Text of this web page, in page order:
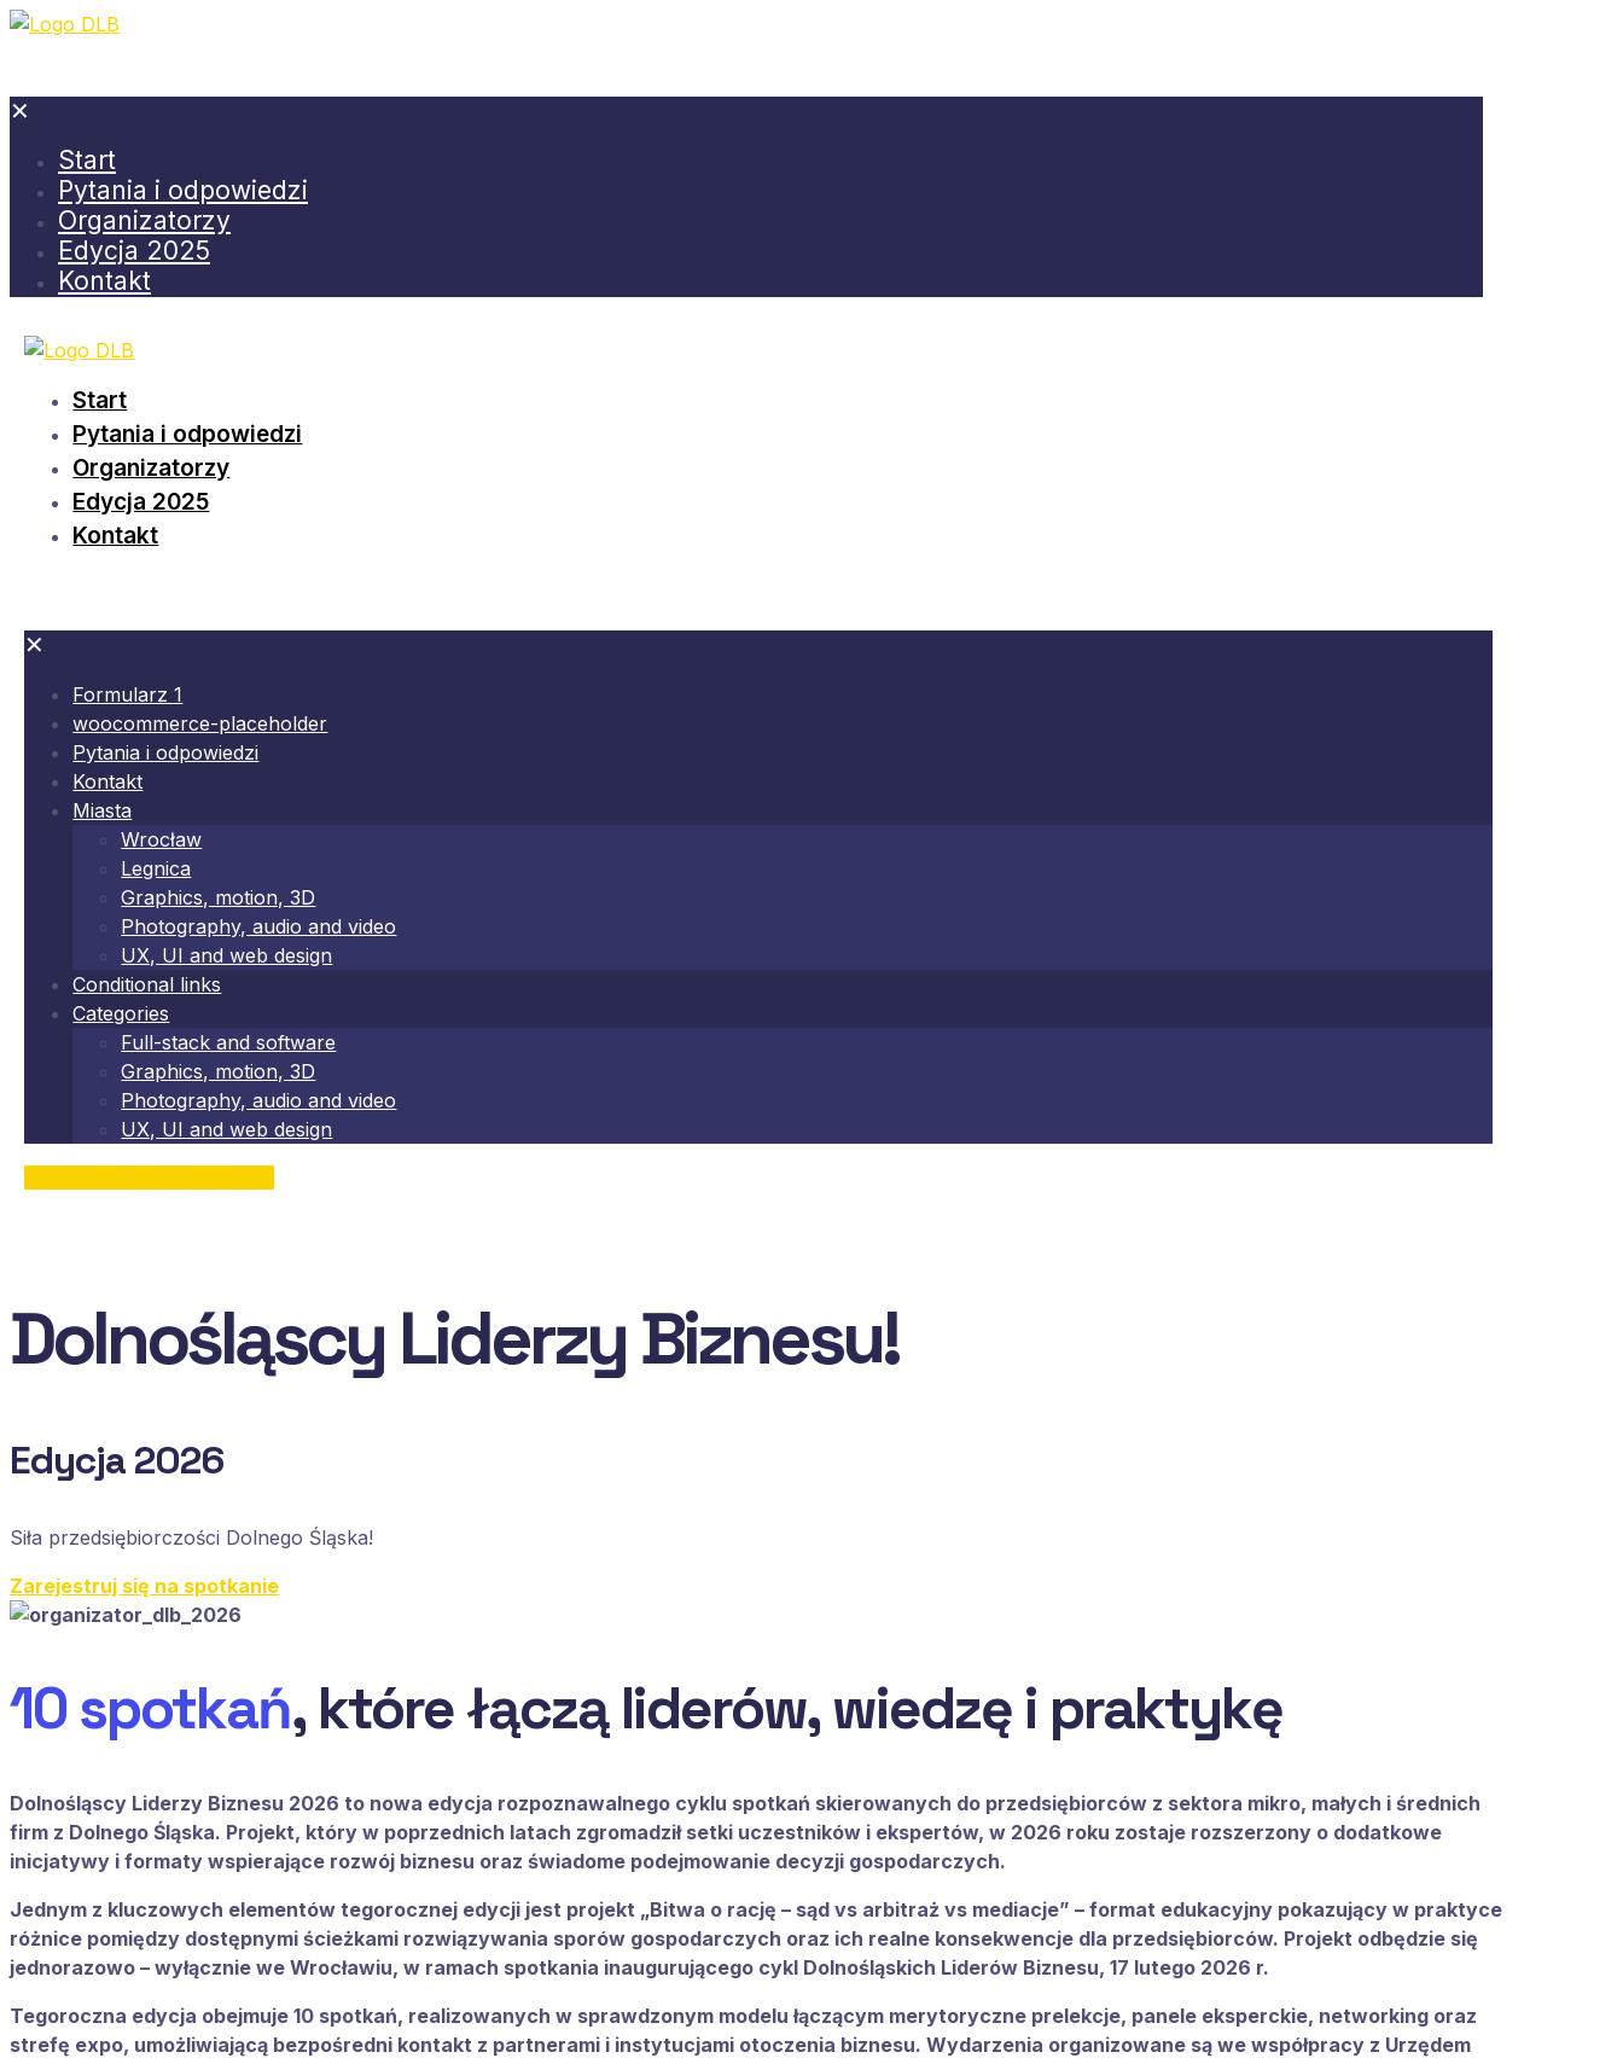
✕
Start
Pytania i odpowiedzi
Organizatorzy
Edycja 2025
Kontakt
Start
Pytania i odpowiedzi
Organizatorzy
Edycja 2025
Kontakt
✕
Formularz 1
woocommerce-placeholder
Pytania i odpowiedzi
Kontakt
Miasta
Wrocław
Legnica
Graphics, motion, 3D
Photography, audio and video
UX, UI and web design
Conditional links
Categories
Full-stack and software
Graphics, motion, 3D
Photography, audio and video
UX, UI and web design
Dolnośląscy Liderzy Biznesu!
Edycja 2026
Siła przedsiębiorczości Dolnego Śląska!
Zarejestruj się na spotkanie
10 spotkań, które łączą liderów, wiedzę i praktykę
Dolnośląscy Liderzy Biznesu 2026 to nowa edycja rozpoznawalnego cyklu spotkań skierowanych do przedsiębiorców z sektora mikro, małych i średnich
firm z Dolnego Śląska. Projekt, który w poprzednich latach zgromadził setki uczestników i ekspertów, w 2026 roku zostaje rozszerzony o dodatkowe
inicjatywy i formaty wspierające rozwój biznesu oraz świadome podejmowanie decyzji gospodarczych.
Jednym z kluczowych elementów tegorocznej edycji jest projekt „Bitwa o rację – sąd vs arbitraż vs mediacje” – format edukacyjny pokazujący w praktyce
różnice pomiędzy dostępnymi ścieżkami rozwiązywania sporów gospodarczych oraz ich realne konsekwencje dla przedsiębiorców. Projekt odbędzie się
jednorazowo – wyłącznie we Wrocławiu, w ramach spotkania inaugurującego cykl Dolnośląskich Liderów Biznesu, 17 lutego 2026 r.
Tegoroczna edycja obejmuje 10 spotkań, realizowanych w sprawdzonym modelu łączącym merytoryczne prelekcje, panele eksperckie, networking oraz
strefę expo, umożliwiającą bezpośredni kontakt z partnerami i instytucjami otoczenia biznesu. Wydarzenia organizowane są we współpracy z Urzędem